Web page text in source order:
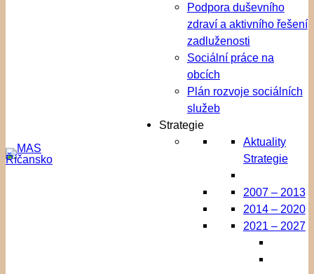
Podpora duševního
zdraví a aktivního řešení
zadluženosti
Sociální práce na
obcích
Plán rozvoje sociálních
služeb
Strategie
Aktuality
Strategie
2007 – 2013
2014 – 2020
2021 – 2027